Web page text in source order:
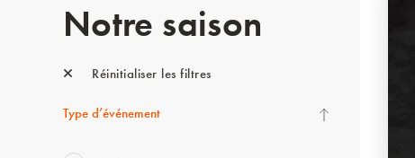
Notre saison
Réinitialiser les filtres
Type d’événement